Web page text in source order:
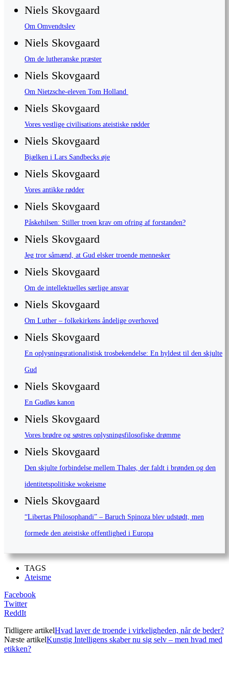
Niels Skovgaard
Om Omvendtslev
Niels Skovgaard
Om de lutheranske præster
Niels Skovgaard
Om Nietzsche-eleven Tom Holland
Niels Skovgaard
Vores vestlige civilisations ateistiske rødder
Niels Skovgaard
Bjælken i Lars Sandbecks øje
Niels Skovgaard
Vores antikke rødder
Niels Skovgaard
Påskehilsen: Stiller troen krav om ofring af forstanden?
Niels Skovgaard
Jeg tror såmænd, at Gud elsker troende mennesker
Niels Skovgaard
Om de intellektuelles særlige ansvar
Niels Skovgaard
Om Luther – folkekirkens åndelige overhoved
Niels Skovgaard
En oplysningsrationalistisk trosbekendelse: En hyldest til den skjulte
Gud
Niels Skovgaard
En Gudløs kanon
Niels Skovgaard
Vores brødre og søstres oplysningsfilosofiske drømme
Niels Skovgaard
Den skjulte forbindelse mellem Thales, der faldt i brønden og den
identitetspolitiske wokeisme
Niels Skovgaard
“Libertas Philosophandi” – Baruch Spinoza blev udstødt, men
formede den ateistiske offentlighed i Europa
TAGS
Ateisme
Facebook
Twitter
ReddIt
Tidligere artikelHvad laver de troende i virkeligheden, når de beder?
Næste artikelKunstig Intelligens skaber nu sig selv – men hvad med
etikken?